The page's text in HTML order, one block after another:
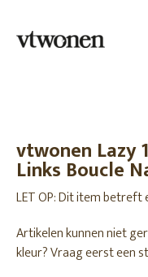
vtwonen Lazy
Links Boucle
LET OP: Dit item
Artikelen kunnen niet
kleur? Vraag eerst een